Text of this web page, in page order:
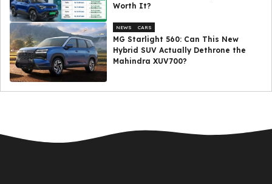
Worth It?
NEWS CARS
MG Starlight 560: Can This New
Hybrid SUV Actually Dethrone the
Mahindra XUV700?